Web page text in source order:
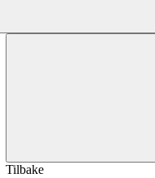
Tilbake